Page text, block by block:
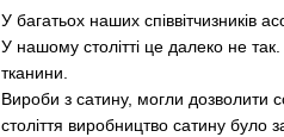
У багатьох наших
У нашому столітті це далеко не
тканини.
Вироби з сатину, могли дозволити
століття виробництво сатину було